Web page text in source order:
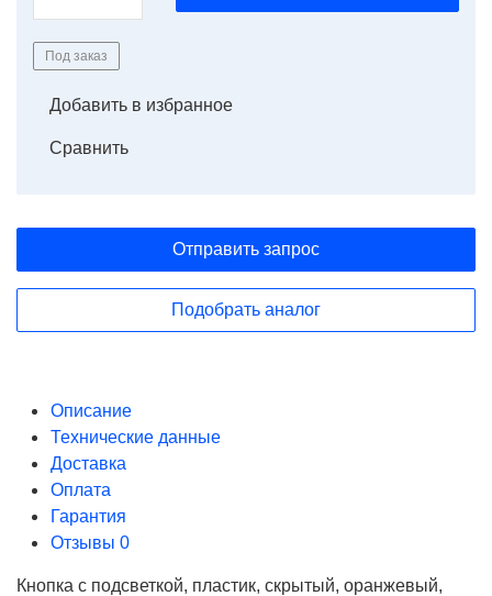
Под заказ
Добавить в избранное
Сравнить
Отправить запрос
Подобрать аналог
Описание
Технические данные
Доставка
Оплата
Гарантия
Отзывы 0
Кнопка с подсветкой, пластик, скрытый, оранжевый,